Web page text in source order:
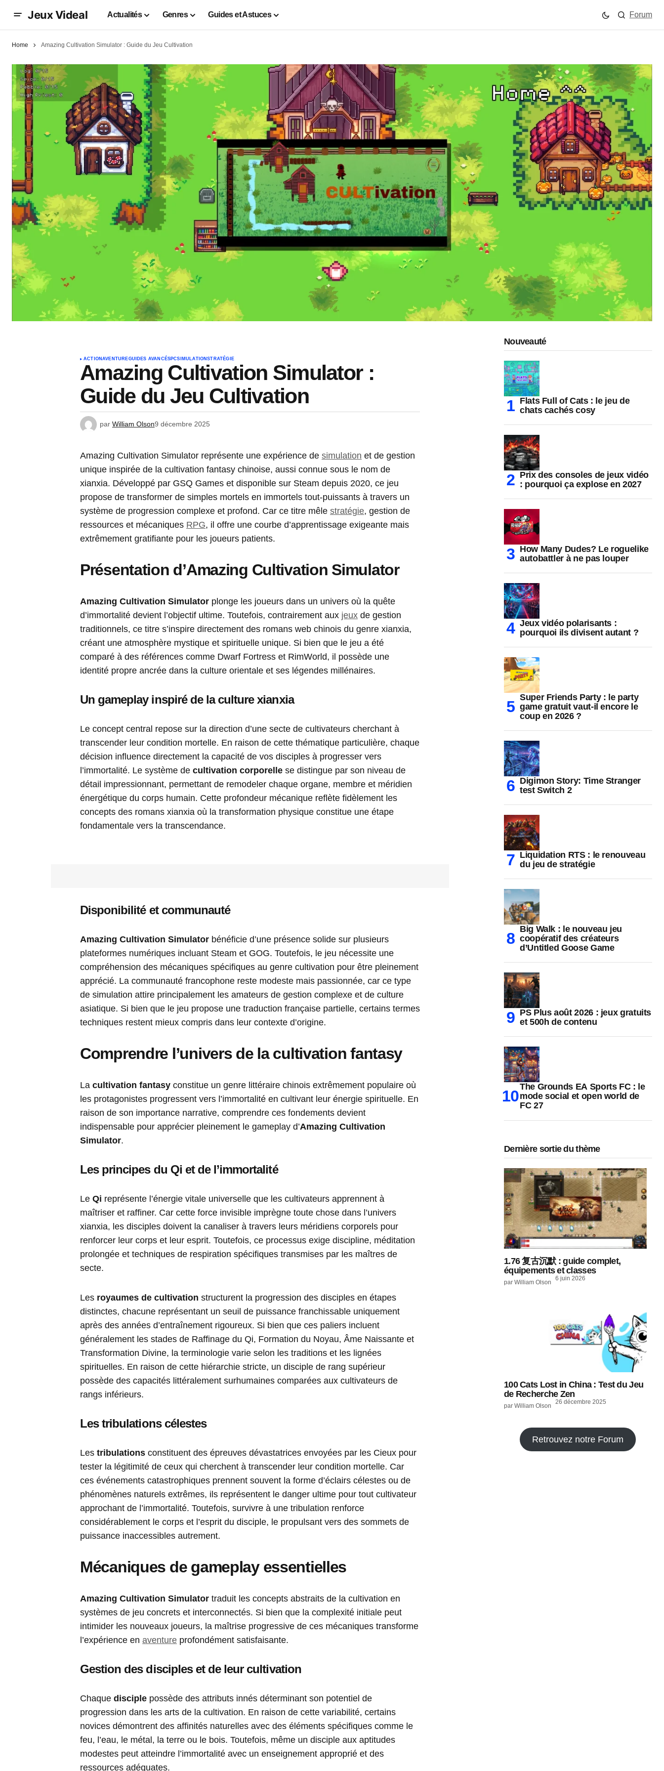
Jeux Videal Actualités Genres Guides et Astuces Forum
Home Amazing Cultivation Simulator : Guide du Jeu Cultivation
ACTIONAVENTUREGUIDES AVANCÉS PCSIMULATIONSTRATÉGIE
Amazing Cultivation Simulator :
Guide du Jeu Cultivation
par William Olson9 décembre 2025
Amazing Cultivation Simulator représente une expérience de simulation et de gestion
unique inspirée de la cultivation fantasy chinoise, aussi connue sous le nom de
xianxia. Développé par GSQ Games et disponible sur Steam depuis 2020, ce jeu
propose de transformer de simples mortels en immortels tout-puissants à travers un
système de progression complexe et profond. Car ce titre mêle stratégie, gestion de
ressources et mécaniques RPG, il offre une courbe d’apprentissage exigeante mais
extrêmement gratifiante pour les joueurs patients.
Présentation d’Amazing Cultivation Simulator
Amazing Cultivation Simulator plonge les joueurs dans un univers où la quête
d’immortalité devient l’objectif ultime. Toutefois, contrairement aux jeux de gestion
traditionnels, ce titre s’inspire directement des romans web chinois du genre xianxia,
créant une atmosphère mystique et spirituelle unique. Si bien que le jeu a été
comparé à des références comme Dwarf Fortress et RimWorld, il possède une
identité propre ancrée dans la culture orientale et ses légendes millénaires.
Un gameplay inspiré de la culture xianxia
Le concept central repose sur la direction d’une secte de cultivateurs cherchant à
transcender leur condition mortelle. En raison de cette thématique particulière, chaque
décision influence directement la capacité de vos disciples à progresser vers
l’immortalité. Le système de cultivation corporelle se distingue par son niveau de
détail impressionnant, permettant de remodeler chaque organe, membre et méridien
énergétique du corps humain. Cette profondeur mécanique reflète fidèlement les
concepts des romans xianxia où la transformation physique constitue une étape
fondamentale vers la transcendance.
Disponibilité et communauté
Amazing Cultivation Simulator bénéficie d’une présence solide sur plusieurs
plateformes numériques incluant Steam et GOG. Toutefois, le jeu nécessite une
compréhension des mécaniques spécifiques au genre cultivation pour être pleinement
apprécié. La communauté francophone reste modeste mais passionnée, car ce type
de simulation attire principalement les amateurs de gestion complexe et de culture
asiatique. Si bien que le jeu propose une traduction française partielle, certains termes
techniques restent mieux compris dans leur contexte d’origine.
Comprendre l’univers de la cultivation fantasy
La cultivation fantasy constitue un genre littéraire chinois extrêmement populaire où
les protagonistes progressent vers l’immortalité en cultivant leur énergie spirituelle. En
raison de son importance narrative, comprendre ces fondements devient
indispensable pour apprécier pleinement le gameplay d’Amazing Cultivation
Simulator.
Les principes du Qi et de l’immortalité
Le Qi représente l’énergie vitale universelle que les cultivateurs apprennent à
maîtriser et raffiner. Car cette force invisible imprègne toute chose dans l’univers
xianxia, les disciples doivent la canaliser à travers leurs méridiens corporels pour
renforcer leur corps et leur esprit. Toutefois, ce processus exige discipline, méditation
prolongée et techniques de respiration spécifiques transmises par les maîtres de
secte.
Les royaumes de cultivation structurent la progression des disciples en étapes
distinctes, chacune représentant un seuil de puissance franchissable uniquement
après des années d’entraînement rigoureux. Si bien que ces paliers incluent
généralement les stades de Raffinage du Qi, Formation du Noyau, Âme Naissante et
Transformation Divine, la terminologie varie selon les traditions et les lignées
spirituelles. En raison de cette hiérarchie stricte, un disciple de rang supérieur
possède des capacités littéralement surhumaines comparées aux cultivateurs de
rangs inférieurs.
Les tribulations célestes
Les tribulations constituent des épreuves dévastatrices envoyées par les Cieux pour
tester la légitimité de ceux qui cherchent à transcender leur condition mortelle. Car
ces événements catastrophiques prennent souvent la forme d’éclairs célestes ou de
phénomènes naturels extrêmes, ils représentent le danger ultime pour tout cultivateur
approchant de l’immortalité. Toutefois, survivre à une tribulation renforce
considérablement le corps et l’esprit du disciple, le propulsant vers des sommets de
puissance inaccessibles autrement.
Mécaniques de gameplay essentielles
Amazing Cultivation Simulator traduit les concepts abstraits de la cultivation en
systèmes de jeu concrets et interconnectés. Si bien que la complexité initiale peut
intimider les nouveaux joueurs, la maîtrise progressive de ces mécaniques transforme
l’expérience en aventure profondément satisfaisante.
Gestion des disciples et de leur cultivation
Chaque disciple possède des attributs innés déterminant son potentiel de
progression dans les arts de la cultivation. En raison de cette variabilité, certains
novices démontrent des affinités naturelles avec des éléments spécifiques comme le
feu, l’eau, le métal, la terre ou le bois. Toutefois, même un disciple aux aptitudes
modestes peut atteindre l’immortalité avec un enseignement approprié et des
ressources adéquates.
Nouveauté
Flats Full of Cats : le jeu de
chats cachés cosy
Prix des consoles de jeux vidéo
: pourquoi ça explose en 2027
How Many Dudes? Le roguelike
autobattler à ne pas louper
Jeux vidéo polarisants :
pourquoi ils divisent autant ?
Super Friends Party : le party
game gratuit vaut-il encore le
coup en 2026 ?
Digimon Story: Time Stranger
test Switch 2
Liquidation RTS : le renouveau
du jeu de stratégie
Big Walk : le nouveau jeu
coopératif des créateurs
d’Untitled Goose Game
PS Plus août 2026 : jeux gratuits
et 500h de contenu
The Grounds EA Sports FC : le
mode social et open world de
FC 27
Dernière sortie du thème
1.76 复古沉默 : guide complet,
équipements et classes
par William Olson
6 juin 2026
100 Cats Lost in China : Test du Jeu
de Recherche Zen
par William Olson
26 décembre 2025
Retrouvez notre Forum